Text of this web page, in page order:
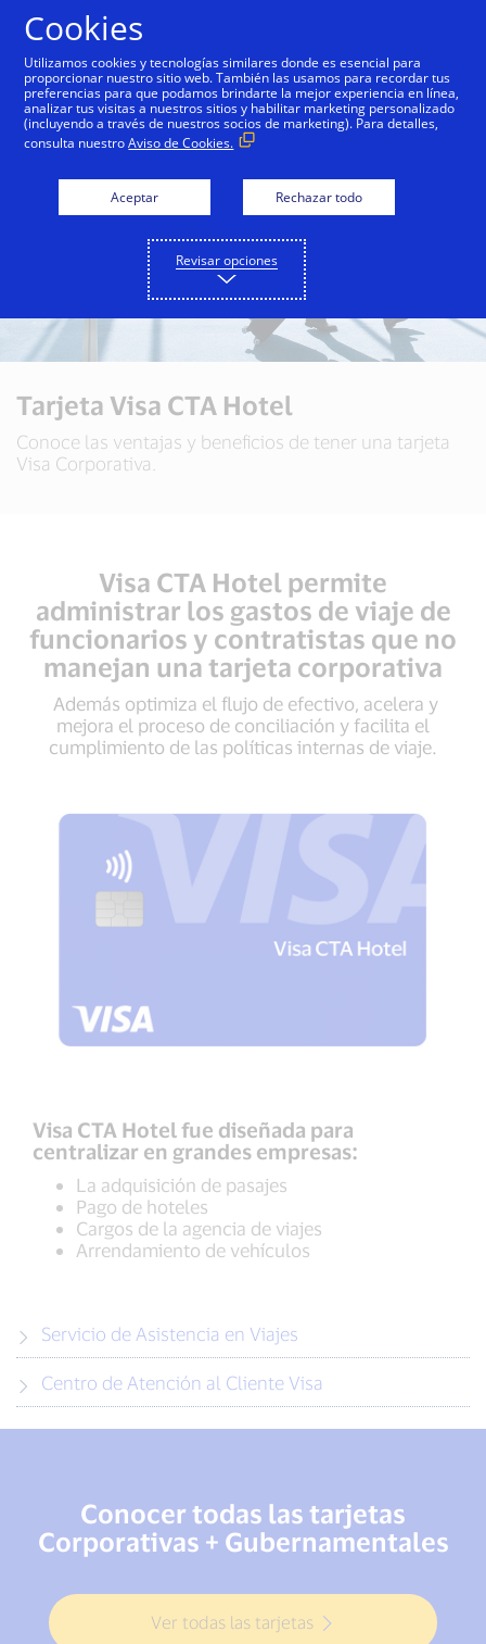
Tarjeta Visa CTA Hotel
Conoce las ventajas y beneficios de tener una tarjeta
Visa Corporativa.
Visa CTA Hotel permite
administrar los gastos de viaje de
funcionarios y contratistas que no
manejan una tarjeta corporativa
Además optimiza el flujo de efectivo, acelera y
mejora el proceso de conciliación y facilita el
cumplimiento de las políticas internas de viaje.
Visa CTA Hotel fue diseñada para
centralizar en grandes empresas:
La adquisición de pasajes
Pago de hoteles
Cargos de la agencia de viajes
Arrendamiento de vehículos
Servicio de Asistencia en Viajes
Centro de Atención al Cliente Visa
Conocer todas las tarjetas
Corporativas + Gubernamentales
Ver todas las tarjetas
Cookies
Utilizamos cookies y tecnologías similares donde es esencial para
proporcionar nuestro sitio web. También las usamos para recordar tus
preferencias para que podamos brindarte la mejor experiencia en línea,
analizar tus visitas a nuestros sitios y habilitar marketing personalizado
(incluyendo a través de nuestros socios de marketing). Para detalles,
consulta nuestroAviso de Cookies.
Aceptar Rechazar todo
Revisar opciones